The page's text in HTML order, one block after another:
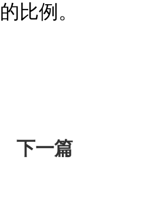
比例。
下一篇